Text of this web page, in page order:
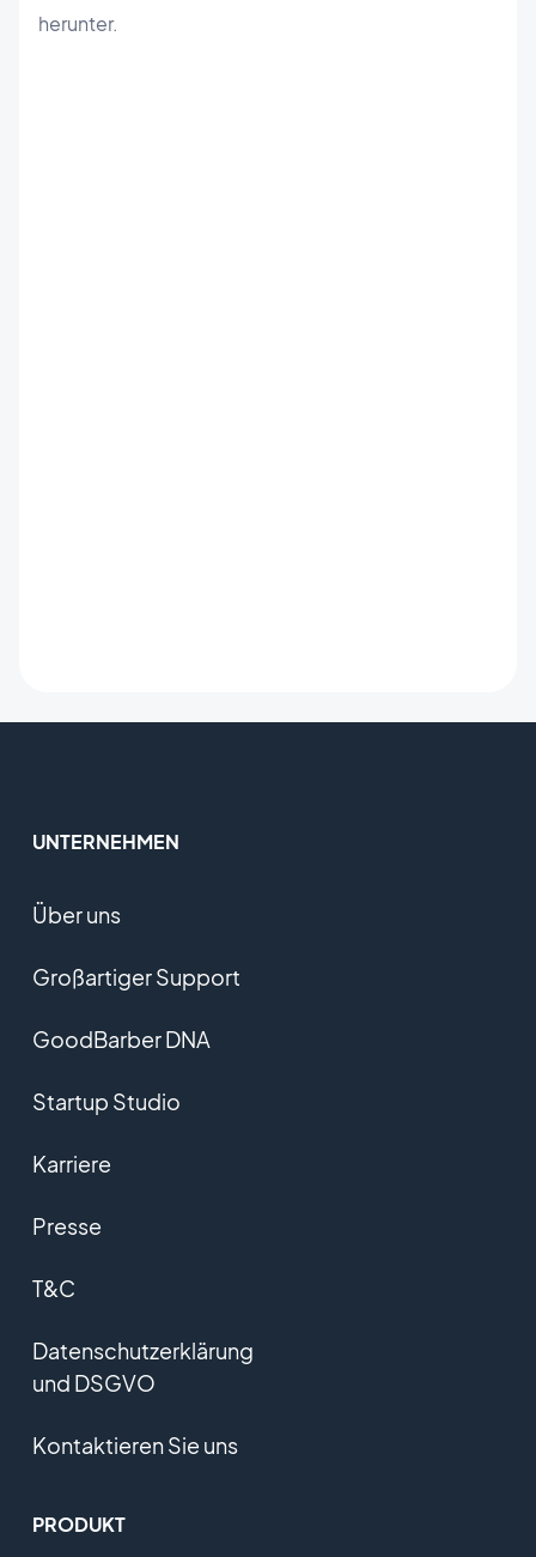
herunter.
UNTERNEHMEN
Über uns
Großartiger Support
GoodBarber DNA
Startup Studio
Karriere
Presse
T&C
Datenschutzerklärung
und DSGVO
Kontaktieren Sie uns
PRODUKT